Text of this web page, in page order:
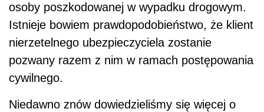
osoby poszkodowanej w wypadku drogowym.
Istnieje bowiem prawdopodobieństwo, że klient
nierzetelnego ubezpieczyciela zostanie
pozwany razem z nim w ramach postępowania
cywilnego.
Niedawno znów dowiedzieliśmy się więcej o